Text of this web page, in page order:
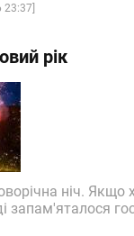
23:37]
рік
ніч. Якщо
запам'яталося